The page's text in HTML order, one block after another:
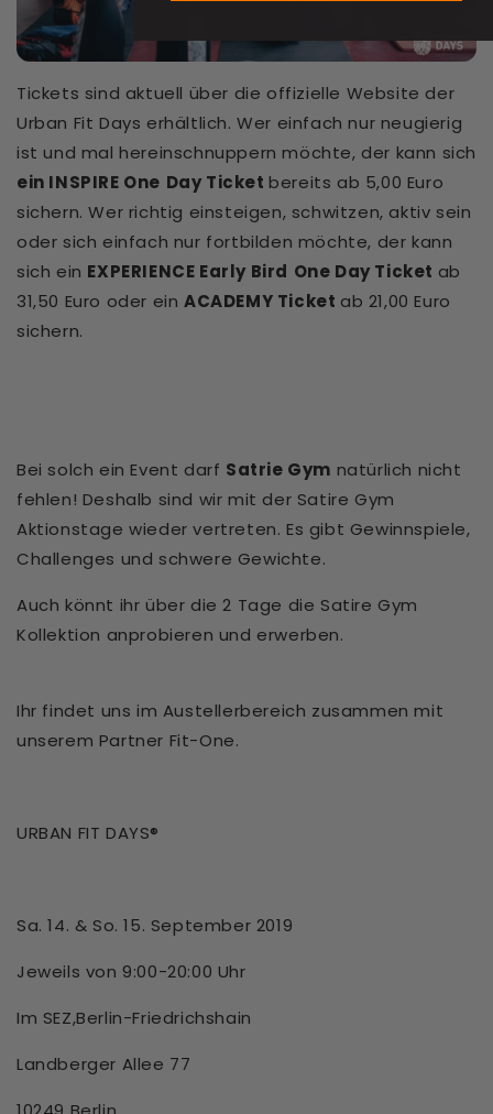
Tickets sind aktuell über die offizielle Website der
Urban Fit Days erhältlich. Wer einfach nur neugierig
ist und mal hereinschnuppern möchte, der kann sich
ein INSPIRE One Day Ticketbereits ab 5,00 Euro
sichern. Wer richtig einsteigen, schwitzen, aktiv sein
oder sich einfach nur fortbilden möchte, der kann
sich ein EXPERIENCE Early Bird One Day Ticket ab
31,50 Euro oder ein ACADEMY Ticket ab 21,00 Euro
sichern.
Bei solch ein Event darf Satrie Gym natürlich nicht
fehlen! Deshalb sind wir mit der Satire Gym
Aktionstage wieder vertreten. Es gibt Gewinnspiele,
Challenges und schwere Gewichte.
Auch könnt ihr über die 2 Tage die Satire Gym
Kollektion anprobieren und erwerben.
Ihr findet uns im Austellerbereich zusammen mit
unserem Partner Fit-One.
URBAN FIT DAYS®
Sa. 14. & So. 15. September 2019
Jeweils von 9:00-20:00 Uhr
Im SEZ,Berlin-Friedrichshain
Landberger Allee 77